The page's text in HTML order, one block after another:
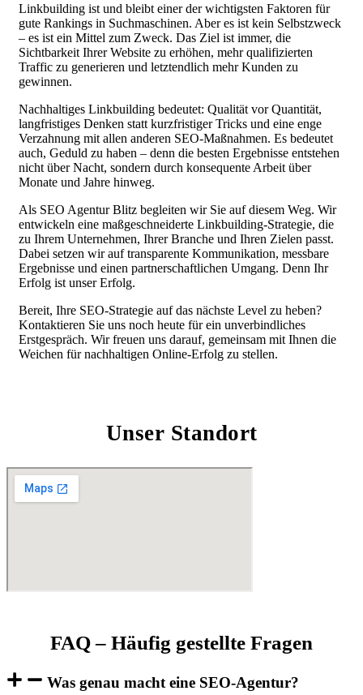
Linkbuilding ist und bleibt einer der wichtigsten Faktoren für
gute Rankings in Suchmaschinen. Aber es ist kein Selbstzweck
– es ist ein Mittel zum Zweck. Das Ziel ist immer, die
Sichtbarkeit Ihrer Website zu erhöhen, mehr qualifizierten
Traffic zu generieren und letztendlich mehr Kunden zu
gewinnen.
Nachhaltiges Linkbuilding bedeutet: Qualität vor Quantität,
langfristiges Denken statt kurzfristiger Tricks und eine enge
Verzahnung mit allen anderen SEO-Maßnahmen. Es bedeutet
auch, Geduld zu haben – denn die besten Ergebnisse entstehen
nicht über Nacht, sondern durch konsequente Arbeit über
Monate und Jahre hinweg.
Als SEO Agentur Blitz begleiten wir Sie auf diesem Weg. Wir
entwickeln eine maßgeschneiderte Linkbuilding-Strategie, die
zu Ihrem Unternehmen, Ihrer Branche und Ihren Zielen passt.
Dabei setzen wir auf transparente Kommunikation, messbare
Ergebnisse und einen partnerschaftlichen Umgang. Denn Ihr
Erfolg ist unser Erfolg.
Bereit, Ihre SEO-Strategie auf das nächste Level zu heben?
Kontaktieren Sie uns noch heute für ein unverbindliches
Erstgespräch. Wir freuen uns darauf, gemeinsam mit Ihnen die
Weichen für nachhaltigen Online-Erfolg zu stellen.
Unser Standort
FAQ – Häufig gestellte Fragen
Was genau macht eine SEO-Agentur?